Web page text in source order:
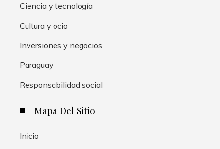
Ciencia y tecnología
Cultura y ocio
Inversiones y negocios
Paraguay
Responsabilidad social
Mapa Del Sitio
Inicio